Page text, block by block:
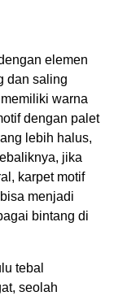
elemen
dan saling
warna
dengan palet
lebih halus,
jika
karpet motif
menjadi
bintang di
tebal
seolah